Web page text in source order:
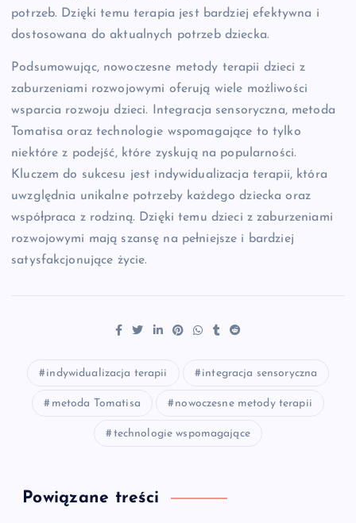
potrzeb. Dzięki temu terapia jest bardziej efektywna i
dostosowana do aktualnych potrzeb dziecka.
Podsumowując, nowoczesne metody terapii dzieci z
zaburzeniami rozwojowymi oferują wiele możliwości
wsparcia rozwoju dzieci. Integracja sensoryczna, metoda
Tomatisa oraz technologie wspomagające to tylko
niektóre z podejść, które zyskują na popularności.
Kluczem do sukcesu jest indywidualizacja terapii, która
uwzględnia unikalne potrzeby każdego dziecka oraz
współpraca z rodziną. Dzięki temu dzieci z zaburzeniami
rozwojowymi mają szansę na pełniejsze i bardziej
satysfakcjonujące życie.
indywidualizacja terapii integracja sensoryczna
metoda Tomatisa nowoczesne metody terapii
technologie wspomagające
Powiązane treści